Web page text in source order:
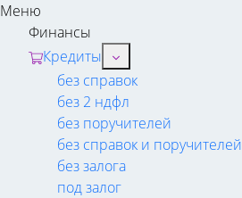
Меню
Финансы
Кредиты
без справок
без 2 ндфл
без поручителей
без справок и поручителей
без залога
под залог